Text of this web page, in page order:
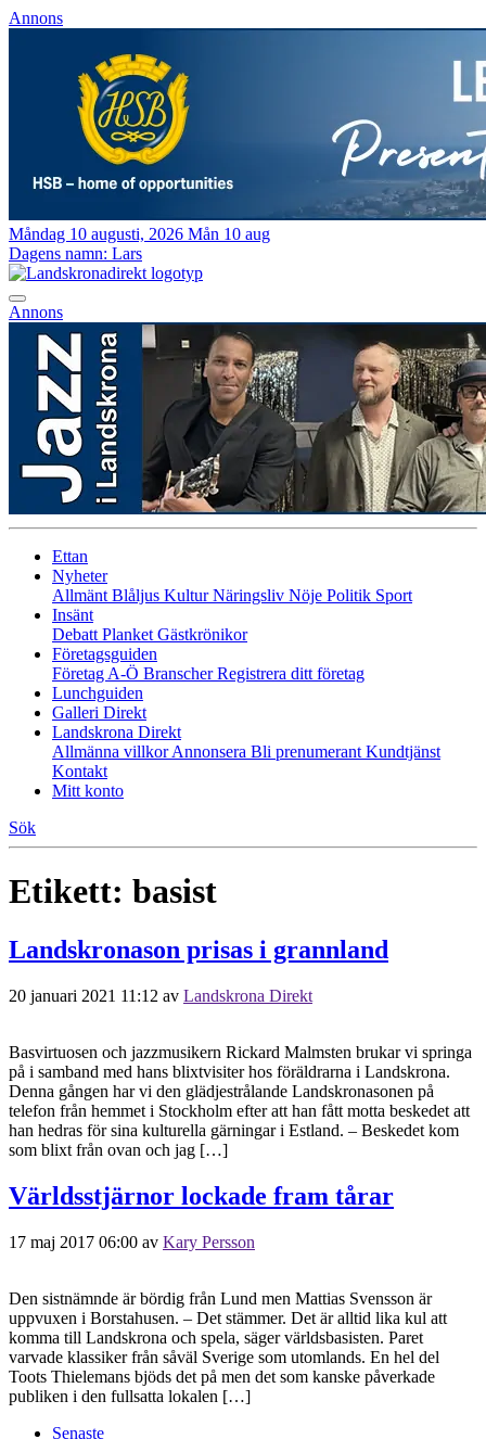
Annons
Måndag 10 augusti, 2026 Mån 10 aug
Dagens namn: Lars
Annons
Ettan
Nyheter
Allmänt Blåljus KulturNäringsliv Nöje Politik Sport
Insänt
Debatt Planket Gästkrönikor
Företagsguiden
Företag A-Ö BranscherRegistrera ditt företag
Lunchguiden
Galleri Direkt
Landskrona Direkt
Allmänna villkorAnnonsera Bli prenumerant Kundtjänst
Kontakt
Mitt konto
Sök
Etikett: basist
Landskronason prisas i grannland
20 januari 2021 11:12 av Landskrona Direkt
Basvirtuosen och jazzmusikern Rickard Malmsten brukar vi springa
på i samband med hans blixtvisiter hos föräldrarna i Landskrona.
Denna gången har vi den glädjestrålande Landskronasonen på
telefon från hemmet i Stockholm efter att han fått motta beskedet att
han hedras för sina kulturella gärningar i Estland. – Beskedet kom
som blixt från ovan och jag […]
Världsstjärnor lockade fram tårar
17 maj 2017 06:00 av Kary Persson
Den sistnämnde är bördig från Lund men Mattias Svensson är
uppvuxen i Borstahusen. – Det stämmer. Det är alltid lika kul att
komma till Landskrona och spela, säger världsbasisten. Paret
varvade klassiker från såväl Sverige som utomlands. En hel del
Toots Thielemans bjöds det på men det som kanske påverkade
publiken i den fullsatta lokalen […]
Senaste